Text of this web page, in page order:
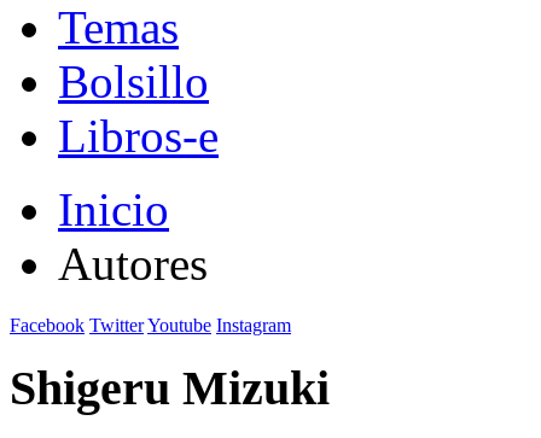
Temas
Bolsillo
Libros-e
Inicio
Autores
Facebook TwitterYoutube Instagram
Shigeru Mizuki